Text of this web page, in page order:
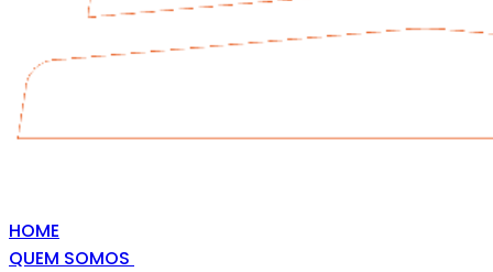
HOME
QUEM SOMOS